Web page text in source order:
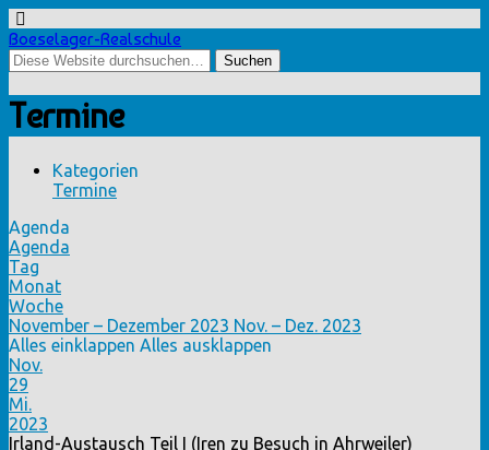
Boeselager-Realschule
Termine
Kategorien
Termine
Agenda
Agenda
Tag
Monat
Woche
November – Dezember 2023 Nov. – Dez. 2023
Alles einklappen Alles ausklappen
Nov.
29
Mi.
2023
Irland-Austausch Teil I (Iren zu Besuch in Ahrweiler)